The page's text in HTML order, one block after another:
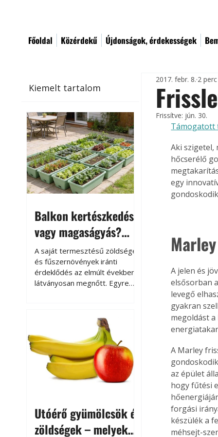
Főoldal Közérdekű Újdonságok, érdekességek
Kiemelt tartalom
Balkon kertészkedés
vagy magaságyás?
Helytakarékos
kertészkedés
A saját termesztésű zöldségek
és fűszernövények iránti
érdeklődés az elmúlt években
látványosan megnőtt. Egyre
kertészkedés sokak számára
kikapcsolódást és feltöltődést
is jelent.
Utóérő gyümölcsök és
zöldségek – melyek
2017. febr. 8. 2
Frissítve: jún. 30.
Támogatott
Aki szigetel,
hőcserélő
egy
A jelen és
elsősorban
levegő
gyakran
megoldást
A Marley
az épület
hogy fűtési
forgási
készülék a
méhsejt-